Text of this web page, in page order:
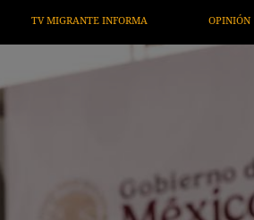
OPINIÓN ARTÍCULOS